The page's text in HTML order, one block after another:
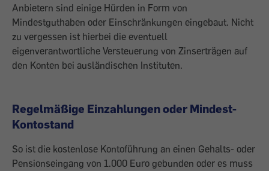
Anbietern sind einige Hürden in Form von
Mindestguthaben oder Einschränkungen eingebaut. Nicht
zu vergessen ist hierbei die eventuell
eigenverantwortliche Versteuerung von Zinserträgen auf
den Konten bei ausländischen Instituten.
Regelmäßige Einzahlungen oder Mindest-
Kontostand
So ist die kostenlose Kontoführung an einen Gehalts- oder
Pensionseingang von 1.000 Euro gebunden oder es muss